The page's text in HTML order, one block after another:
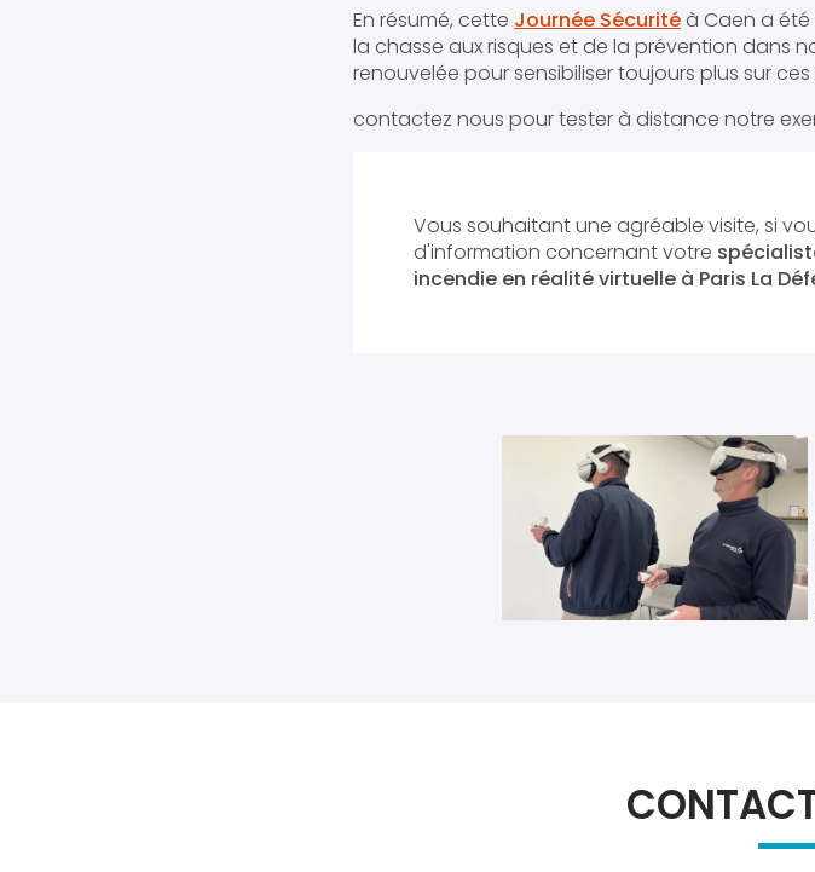
En résumé, cette Journée Sécuritéà Caen a été
la chasse aux risques et de la prévention dans
renouvelée pour sensibiliser toujours plus sur
contactez nous pour tester à distance notre
Vous souhaitant une agréable visite, si
d'information concernant votre
incendie en réalité virtuelle à Paris La